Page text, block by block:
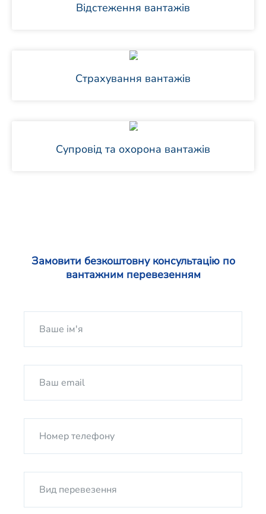
Відстеження вантажів
Страхування вантажів
Супровід та охорона вантажів
Замовити безкоштовну консультацію по
вантажним перевезенням